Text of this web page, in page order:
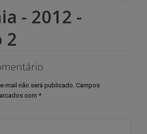
- 2012 -
2
mail não será publicado. Campos
com *